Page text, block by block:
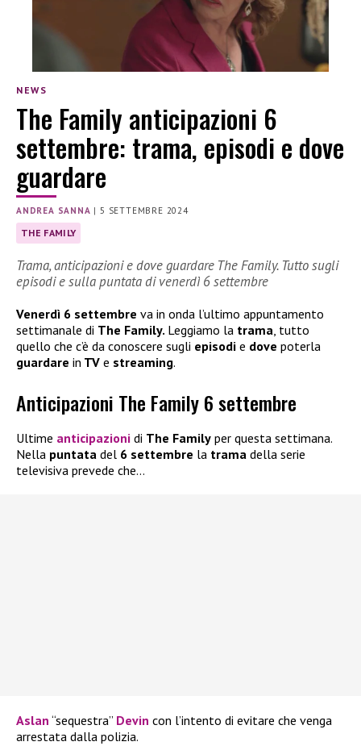
NEWS
The Family anticipazioni 6
settembre: trama, episodi e dove
guardare
ANDREA SANNA |5 SETTEMBRE 2024
THE FAMILY
Trama, anticipazioni e dove guardare The Family. Tutto sugli
episodi e sulla puntata di venerdì 6 settembre
Venerdì 6 settembre va in onda l’ultimo appuntamento
settimanale di The Family. Leggiamo la trama , tutto
quello che c’è da conoscere sugli episodi e dove poterla
guardare in TV e streaming.
Anticipazioni The Family 6 settembre
Ultime anticipazioni di The Family per questa settimana.
Nella puntata del 6 settembre la trama della serie
televisiva prevede che…
Aslan “sequestra” Devin con l’intento di evitare che venga
arrestata dalla polizia.